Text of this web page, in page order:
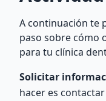
A continuación te
paso sobre cómo
para tu clínica
Solicitar
hacer es